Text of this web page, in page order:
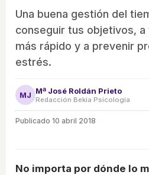
Una buena gestión del
conseguir tus objetivos,
más rápido y a prevenir
estrés.
MJ Mª José Roldán Prieto
Redacción Bekia Psicología
Publicado 10 abril 2018
No importa por dónde lo